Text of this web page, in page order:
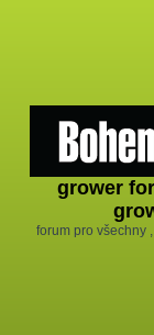
grower
forum pro všechny